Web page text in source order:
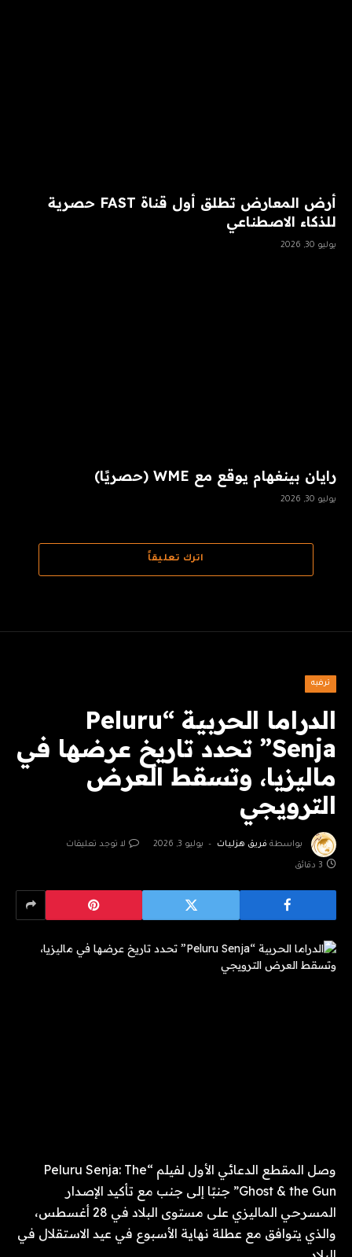
أرض المعارض تطلق أول قناة FAST حصرية
للذكاء الاصطناعي
يوليو 30, 2026
رايان بينغهام يوقع مع WME (حصريًا)
يوليو 30, 2026
اترك تعليقاً
ترفيه
الدراما الحربية “Peluru
Senja” تحدد تاريخ عرضها في
ماليزيا، وتسقط العرض
الترويجي
بواسطة فريق هزليات يوليو 3, 2026 لا توجد تعليقات
3 دقائق
وصل المقطع الدعائي الأول لفيلم “Peluru Senja: The
Ghost & the Gun” جنبًا إلى جنب مع تأكيد الإصدار
المسرحي الماليزي على مستوى البلاد في 28 أغسطس،
والذي يتوافق مع عطلة نهاية الأسبوع في عيد الاستقلال في